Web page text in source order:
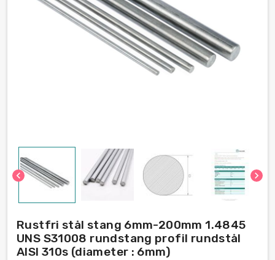
chevron_left chevron_right
Rustfri stål stang 6mm-200mm 1.4845
UNS S31008 rundstang profil rundstål
AISI 310s (diameter : 6mm)